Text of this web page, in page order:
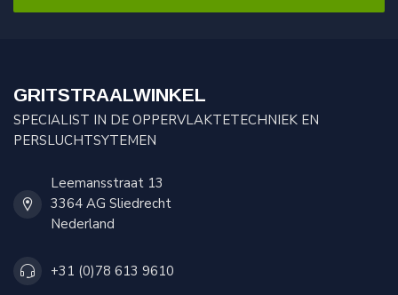
GRITSTRAALWINKEL
SPECIALIST IN DE OPPERVLAKTETECHNIEK EN
PERSLUCHTSYTEMEN
Leemansstraat 13
3364 AG Sliedrecht
Nederland
+31 (0)78 613 9610